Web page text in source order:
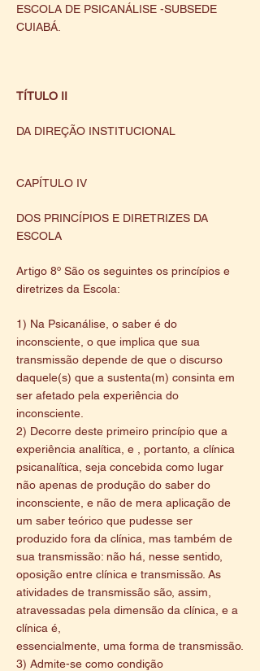
ESCOLA DE PSICANÁLISE -SUBSEDE
CUIABÁ.
TÍTULO II
DA DIREÇÃO INSTITUCIONAL
CAPÍTULO IV
DOS PRINCÍPIOS E DIRETRIZES DA
ESCOLA
Artigo 8º São os seguintes os princípios e
diretrizes da Escola:
1) Na Psicanálise, o saber é do
inconsciente, o que implica que sua
transmissão depende de que o discurso
daquele(s) que a sustenta(m) consinta em
ser afetado pela experiência do
inconsciente.
2) Decorre deste primeiro princípio que a
experiência analítica, e , portanto, a clínica
psicanalítica, seja concebida como lugar
não apenas de produção do saber do
inconsciente, e não de mera aplicação de
um saber teórico que pudesse ser
produzido fora da clínica, mas também de
sua transmissão: não há, nesse sentido,
oposição entre clínica e transmissão. As
atividades de transmissão são, assim,
atravessadas pela dimensão da clínica, e a
clínica é,
essencialmente, uma forma de transmissão.
3) Admite-se como condição